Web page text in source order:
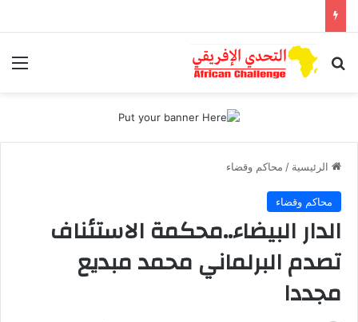
بحث عن
الرئيسية / محاكم وقضاء
محاكم وقضاء
الدار البيضاء..محكمة الاستئناف
تصدم البرلماني محمد مبديع
مجددا